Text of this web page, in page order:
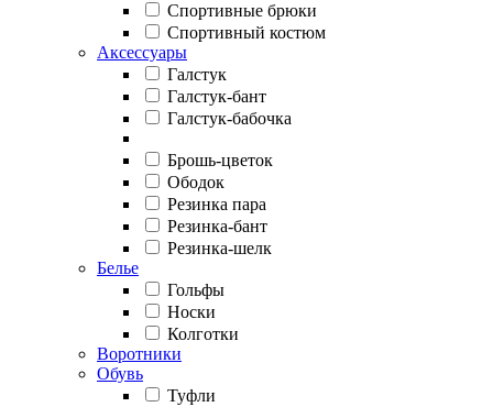
Спортивные брюки
Спортивный костюм
Аксессуары
Галстук
Галстук-бант
Галстук-бабочка
Брошь-цветок
Ободок
Резинка пара
Резинка-бант
Резинка-шелк
Белье
Гольфы
Носки
Колготки
Воротники
Обувь
Туфли